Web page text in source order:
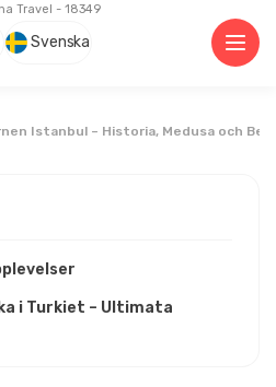
Travel - 18349
Svenska
Istanbul – Historia, Medusa och
i Turkiet – Ultimata